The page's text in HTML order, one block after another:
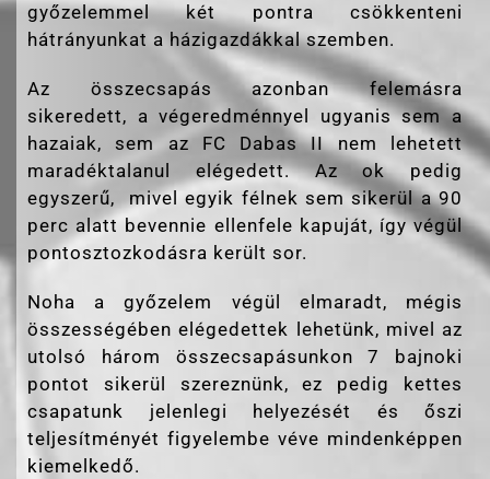
győzelemmel két pontra csökkenteni
hátrányunkat a házigazdákkal szemben.
Az összecsapás azonban felemásra
sikeredett, a végeredménnyel ugyanis sem a
hazaiak, sem az FC Dabas II nem lehetett
maradéktalanul elégedett. Az ok pedig
egyszerű, mivel egyik félnek sem sikerül a 90
perc alatt bevennie ellenfele kapuját, így végül
pontosztozkodásra került sor.
Noha a győzelem végül elmaradt, mégis
összességében elégedettek lehetünk, mivel az
utolsó három összecsapásunkon 7 bajnoki
pontot sikerül szereznünk, ez pedig kettes
csapatunk jelenlegi helyezését és őszi
teljesítményét figyelembe véve mindenképpen
kiemelkedő.